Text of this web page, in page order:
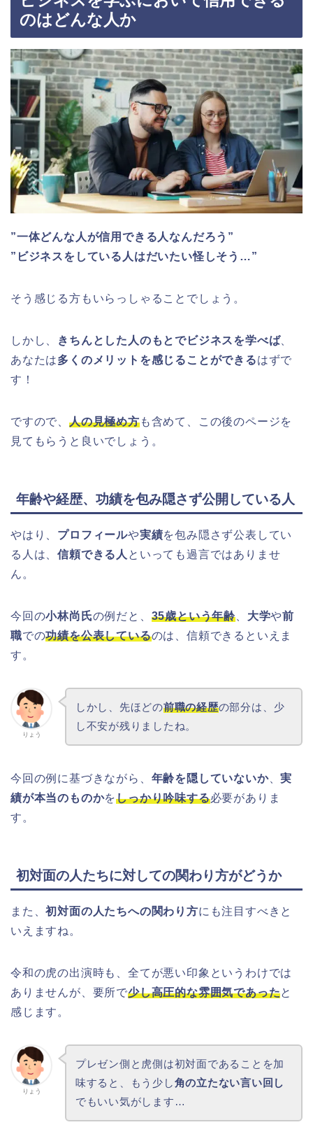
のはどんな人か
”一体どんな人が信用できる人なんだろう”
”ビジネスをしている人はだいたい怪しそう…”
そう感じる方もいらっしゃることでしょう。
しかし、 きちんとした人のもとでビジネスを学べば、
あなたは多くのメリットを感じることができるはずで
す！
ですので、 人の見極め方も含めて、この後のページを
見てもらうと良いでしょう。
年齢や経歴、功績を包み隠さず公開している人
やはり、 プロフィールや実績を包み隠さず公表してい
る人は、信頼できる人 といっても過言ではありませ
ん。
今回の小林尚氏の例だと、 35歳という年齢 大学や前
職での功績を公表しているのは、信頼できるといえま
す。
りょう
しかし、先ほどの前職の経歴の部分は、少
し不安が残りましたね。
今回の例に基づきながら、 年齢を隠していないか、実
績が本当のものかをしっかり吟味する必要がありま
す。
初対面の人たちに対しての関わり方がどうか
また、初対面の人たちへの関わり方にも注目すべきと
いえますね。
令和の虎の出演時も、全てが悪い印象というわけでは
ありませんが、要所で少し高圧的な雰囲気であったと
感じます。
りょう
プレゼン側と虎側は初対面であることを加
味すると、もう少し角の立たない言い回し
でもいい気がします…